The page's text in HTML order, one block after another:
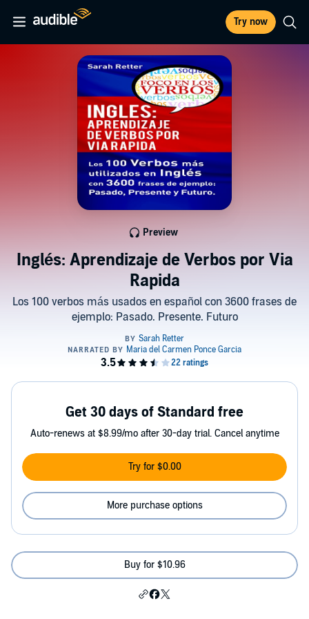
Try now
Inglés: Aprendizaje de Verbos por Via
Rapida
Los 100 verbos más usados en español con 3600 frases de
ejemplo: Pasado. Presente. Futuro
Preview
Get 30 days of Standard free
Auto-renews at $8.99/mo after 30-day trial. Cancel anytime
Try for $0.00
More purchase options
Buy for $10.96